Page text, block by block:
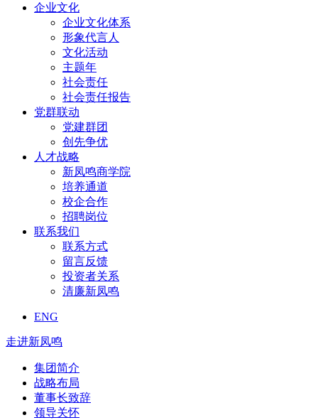
企业文化
企业文化体系
形象代言人
文化活动
主题年
社会责任
社会责任报告
党群联动
党建群团
创先争优
人才战略
新凤鸣商学院
培养通道
校企合作
招聘岗位
联系我们
联系方式
留言反馈
投资者关系
清廉新凤鸣
ENG
走进新凤鸣
集团简介
战略布局
董事长致辞
领导关怀